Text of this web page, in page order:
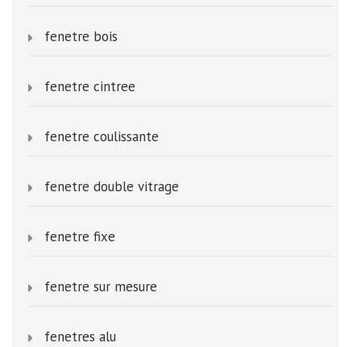
fenetre bois
fenetre cintree
fenetre coulissante
fenetre double vitrage
fenetre fixe
fenetre sur mesure
fenetres alu